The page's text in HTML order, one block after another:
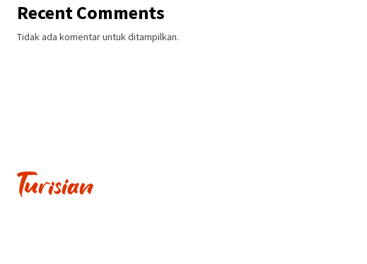
Recent Comments
Tidak ada komentar untuk ditampilkan.